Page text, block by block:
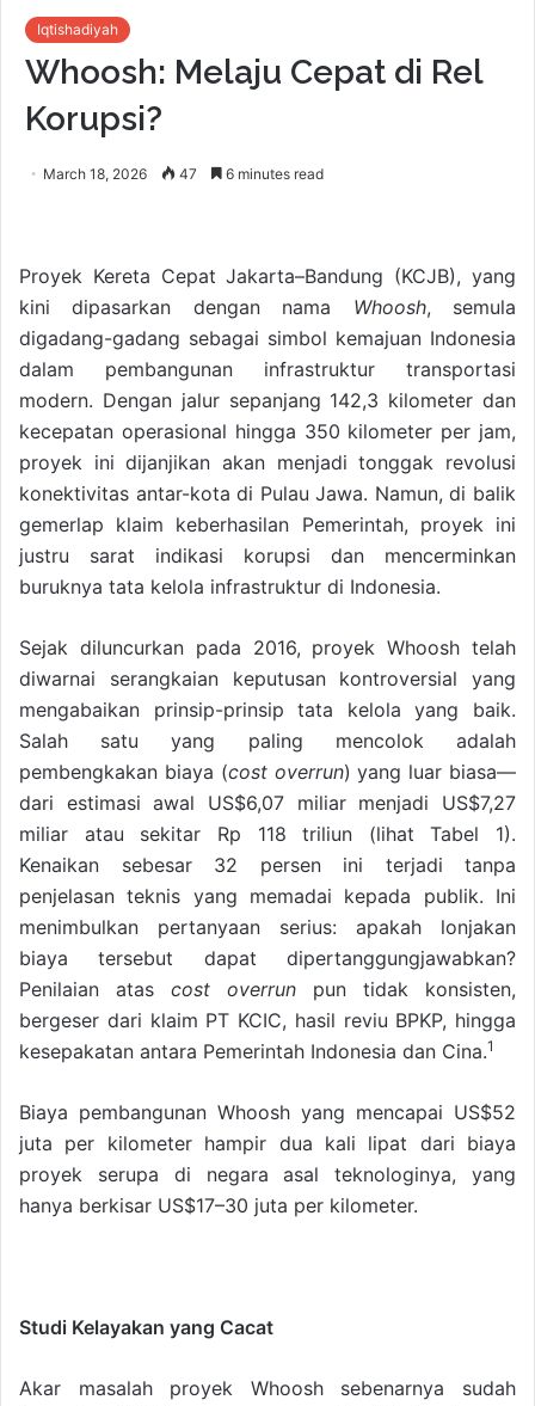
Iqtishadiyah
Whoosh: Melaju Cepat di Rel
Korupsi?
March 18, 2026 47 6 minutes read
Proyek Kereta Cepat Jakarta–Bandung (KCJB), yang
kini dipasarkan dengan nama Whoosh, semula
digadang-gadang sebagai simbol kemajuan Indonesia
dalam pembangunan infrastruktur transportasi
modern. Dengan jalur sepanjang 142,3 kilometer dan
kecepatan operasional hingga 350 kilometer per jam,
proyek ini dijanjikan akan menjadi tonggak revolusi
konektivitas antar-kota di Pulau Jawa. Namun, di balik
gemerlap klaim keberhasilan Pemerintah, proyek ini
justru sarat indikasi korupsi dan mencerminkan
buruknya tata kelola infrastruktur di Indonesia.
Sejak diluncurkan pada 2016, proyek Whoosh telah
diwarnai serangkaian keputusan kontroversial yang
mengabaikan prinsip-prinsip tata kelola yang baik.
Salah satu yang paling mencolok adalah
pembengkakan biaya (cost overrun) yang luar biasa—
dari estimasi awal US$6,07 miliar menjadi US$7,27
miliar atau sekitar Rp 118 triliun (lihat Tabel 1).
Kenaikan sebesar 32 persen ini terjadi tanpa
penjelasan teknis yang memadai kepada publik. Ini
menimbulkan pertanyaan serius: apakah lonjakan
biaya tersebut dapat dipertanggungjawabkan?
Penilaian atas cost overrun pun tidak konsisten,
bergeser dari klaim PT KCIC, hasil reviu BPKP, hingga
kesepakatan antara Pemerintah Indonesia dan Cina.1
Biaya pembangunan Whoosh yang mencapai US$52
juta per kilometer hampir dua kali lipat dari biaya
proyek serupa di negara asal teknologinya, yang
hanya berkisar US$17–30 juta per kilometer.
Studi Kelayakan yang Cacat
Akar masalah proyek Whoosh sebenarnya sudah